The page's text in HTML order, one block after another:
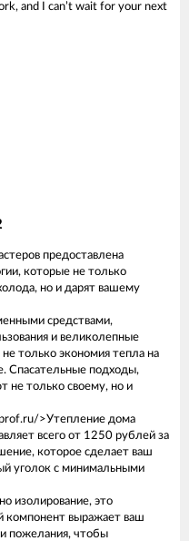
and I can’t wait for your next
предоставлена
которые не только
но и дарят вашему
средствами,
и великолепные
только экономия тепла на
Спасательные подходы,
не только своему, но и
>Утепление дома
всего от 1250 рублей за
которое сделает ваш
уголок с минимальными
изолирование, это
компонент выражает ваш
пожелания, чтобы